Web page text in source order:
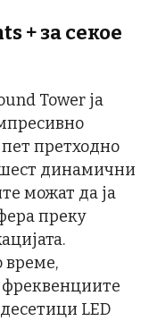
+за секое
Tower ја
претходно
динамични
можат да ја
преку
време,
LED